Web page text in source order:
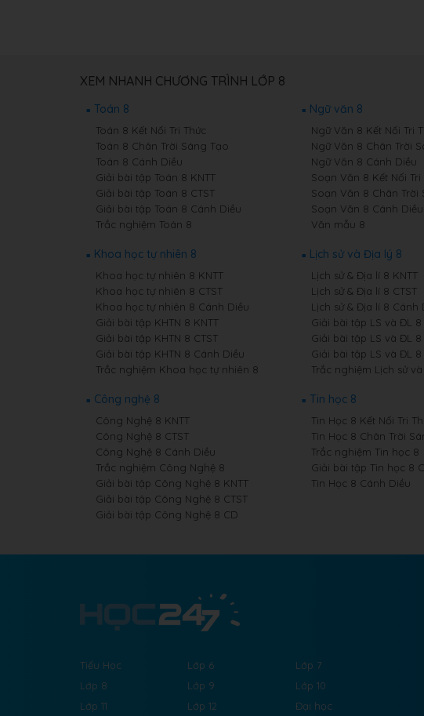
XEM NHANH CHƯƠNG TRÌNH LỚP 8
Toán 8
Toán 8 Kết Nối Tri Thức
Toán 8 Chân Trời Sáng Tạo
Toán 8 Cánh Diều
Giải bài tập Toán 8 KNTT
Giải bài tập Toán 8 CTST
Giải bài tập Toán 8 Cánh Diều
Trắc nghiệm Toán 8
Ngữ văn 8
Ngữ Văn 8 Kết Nối Tri
Ngữ Văn 8 Chân Trời
Ngữ Văn 8 Cánh Diều
Soạn Văn 8 Kết Nối Tri
Soạn Văn 8 Chân Trời
Soạn Văn 8 Cánh Diều
Văn mẫu 8
Khoa học tự nhiên 8
Khoa học tự nhiên 8 KNTT
Khoa học tự nhiên 8 CTST
Khoa học tự nhiên 8 Cánh Diều
Giải bài tập KHTN 8 KNTT
Giải bài tập KHTN 8 CTST
Giải bài tập KHTN 8 Cánh Diều
Trắc nghiệm Khoa học tự nhiên 8
Lịch sử và Địa lý 8
Lịch sử & Địa lí 8 KNTT
Lịch sử & Địa lí 8 CTST
Lịch sử & Địa lí 8 Cánh
Giải bài tập LS và ĐL 8
Giải bài tập LS và ĐL 8
Giải bài tập LS và ĐL
Trắc nghiệm Lịch sử
Công nghệ 8
Công Nghệ 8 KNTT
Công Nghệ 8 CTST
Công Nghệ 8 Cánh Diều
Trắc nghiệm Công Nghệ 8
Giải bài tập Công Nghệ 8 KNTT
Giải bài tập Công Nghệ 8 CTST
Giải bài tập Công Nghệ 8 CD
Tin học 8
Tin Học 8 Kết Nối Tri
Tin Học 8 Chân Trời
Trắc nghiệm Tin học 8
Giải bài tập Tin học 8
Tin Học 8 Cánh Diều
Tiểu Học Lớp 6
Lớp 7
Lớp 8
Lớp 9
Lớp 10
Lớp 11
Lớp 12 Đại học